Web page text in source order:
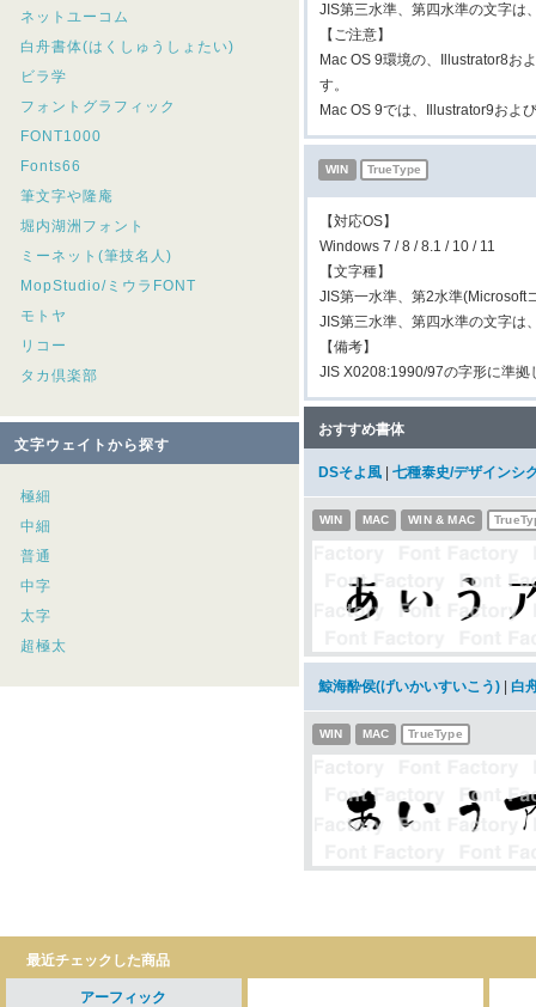
ネットユーコム
白舟書体(はくしゅうしょたい)
ビラ学
フォントグラフィック
FONT1000
Fonts66
筆文字や隆庵
堀内湖洲フォント
ミーネット(筆技名人)
MopStudio/ミウラFONT
モトヤ
リコー
タカ倶楽部
文字ウェイトから探す
極細
中細
普通
中字
太字
超極太
JIS第三水準、第四水準の文字は
【ご注意】
Mac OS 9環境の、Illustrator8お
す。
Mac OS 9では、Illustrator9およ
WIN TrueType
【対応OS】
Windows 7 / 8 / 8.1 / 10 / 11
【文字種】
JIS第一水準、第2水準(Microsoft
JIS第三水準、第四水準の文字は
【備考】
JIS X0208:1990/97の字形に準拠
おすすめ書体
DSそよ風 七種泰史/デザインシ
WIN MAC WIN & MAC
鯨海酔侯(げいかいすいこう) 白
WIN MAC TrueType
最近チェックした商品
アーフィック